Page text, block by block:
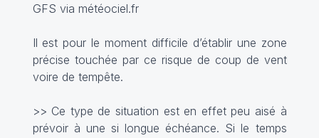
GFS via météociel.fr
Il est pour le moment difficile d’établir une zone
précise touchée par ce risque de coup de vent
voire de tempête.
>> Ce type de situation est en effet peu aisé à
prévoir à une si longue échéance. Si le temps